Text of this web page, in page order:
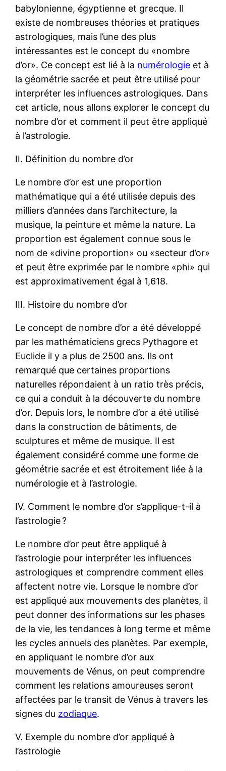
babylonienne, égyptienne et grecque. Il
existe de nombreuses théories et pratiques
astrologiques, mais l’une des plus
intéressantes est le concept du «nombre
d’or». Ce concept est lié à la numérologie et à
la géométrie sacrée et peut être utilisé pour
interpréter les influences astrologiques. Dans
cet article, nous allons explorer le concept du
nombre d’or et comment il peut être appliqué
à l’astrologie.
II. Définition du nombre d’or
Le nombre d’or est une proportion
mathématique qui a été utilisée depuis des
milliers d’années dans l’architecture, la
musique, la peinture et même la nature. La
proportion est également connue sous le
nom de «divine proportion» ou «secteur d’or»
et peut être exprimée par le nombre «phi» qui
est approximativement égal à 1,618.
III. Histoire du nombre d’or
Le concept de nombre d’or a été développé
par les mathématiciens grecs Pythagore et
Euclide il y a plus de 2500 ans. Ils ont
remarqué que certaines proportions
naturelles répondaient à un ratio très précis,
ce qui a conduit à la découverte du nombre
d’or. Depuis lors, le nombre d’or a été utilisé
dans la construction de bâtiments, de
sculptures et même de musique. Il est
également considéré comme une forme de
géométrie sacrée et est étroitement liée à la
numérologie et à l’astrologie.
IV. Comment le nombre d’or s’applique-t-il à
l’astrologie ?
Le nombre d’or peut être appliqué à
l’astrologie pour interpréter les influences
astrologiques et comprendre comment elles
affectent notre vie. Lorsque le nombre d’or
est appliqué aux mouvements des planètes, il
peut donner des informations sur les phases
de la vie, les tendances à long terme et même
les cycles annuels des planètes. Par exemple,
en appliquant le nombre d’or aux
mouvements de Vénus, on peut comprendre
comment les relations amoureuses seront
affectées par le transit de Vénus à travers les
signes du zodiaque.
V. Exemple du nombre d’or appliqué à
l’astrologie